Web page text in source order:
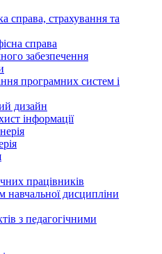
справа, страхування та
справа
забезпечення
програмних систем і
дизайн
інформації
працівників
навчальної дисципліни
з педагогічними